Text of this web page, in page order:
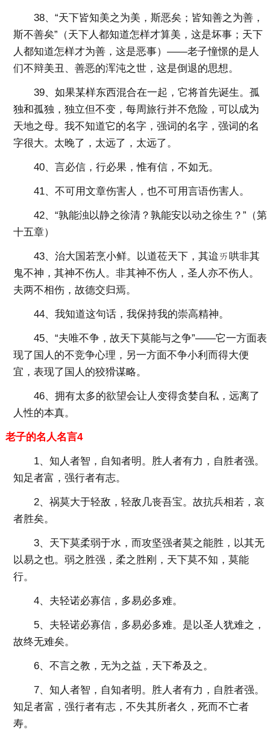
38、“天下皆知美之为美，斯恶矣；皆知善之为善，
斯不善矣”（天下人都知道怎样才算美，这是坏事；天下
人都知道怎样才为善，这是恶事）——老子憧憬的是人
们不辩美丑、善恶的浑沌之世，这是倒退的思想。
39、如果某样东西混合在一起，它将首先诞生。孤
独和孤独，独立但不变，每周旅行并不危险，可以成为
天地之母。我不知道它的名字，强词的名字，强词的名
字很大。太晚了，太远了，太远了。
40、言必信，行必果，惟有信，不如无。
41、不可用文章伤害人，也不可用言语伤害人。
42、“孰能浊以静之徐清？孰能安以动之徐生？”（第
十五章）
43、治大国若烹小鲜。以道莅天下，其迨ㄞ哄非其
鬼不神，其神不伤人。非其神不伤人，圣人亦不伤人。
夫两不相伤，故德交归焉。
44、我知道这句话，我保持我的崇高精神。
45、“夫唯不争，故天下莫能与之争”——它一方面表
现了国人的不竞争心理，另一方面不争小利而得大便
宜，表现了国人的狡猾谋略。
46、拥有太多的欲望会让人变得贪婪自私，远离了
人性的本真。
老子的名人名言4
1、知人者智，自知者明。胜人者有力，自胜者强。
知足者富，强行者有志。
2、祸莫大于轻敌，轻敌几丧吾宝。故抗兵相若，哀
者胜矣。
3、天下莫柔弱于水，而攻坚强者莫之能胜，以其无
以易之也。弱之胜强，柔之胜刚，天下莫不知，莫能
行。
4、夫轻诺必寡信，多易必多难。
5、夫轻诺必寡信，多易必多难。是以圣人犹难之，
故终无难矣。
6、不言之教，无为之益，天下希及之。
7、知人者智，自知者明。胜人者有力，自胜者强。
知足者富，强行者有志，不失其所者久，死而不亡者
寿。